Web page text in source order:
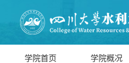
学院首页 学院概况